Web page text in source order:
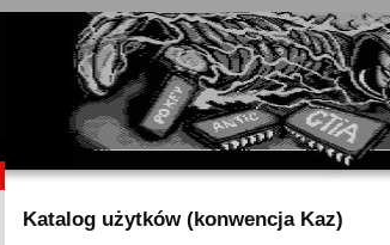
Katalog użytków (konwencja Kaz)